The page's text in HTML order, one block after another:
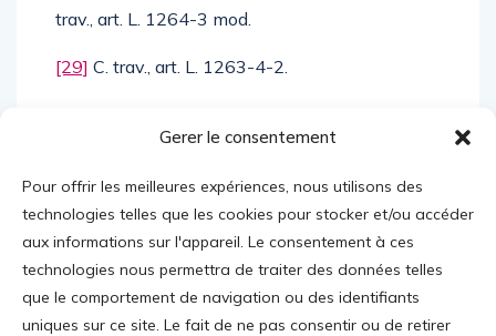
Gerer le consentement
Pour offrir les meilleures expériences, nous utilisons des
technologies telles que les cookies pour stocker et/ou accéder
aux informations sur l'appareil. Le consentement à ces
technologies nous permettra de traiter des données telles
que le comportement de navigation ou des identifiants
uniques sur ce site. Le fait de ne pas consentir ou de retirer
trav., art. L. 1264-3 mod.
[29] C. trav., art. L. 1263-4-2.
Parlement sont d’ores et déjà parvenus à un
accord provisoire sur un règlement instituant
une Autorité européenne. V. Liais. Soc. Europe
n° 467, 21 févr. 2019.